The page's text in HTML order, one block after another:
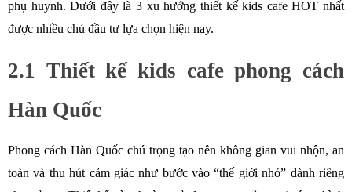
phụ huynh. Dưới đây là 3 xu hướng thiết kế kids cafe HOT nhất
được nhiều chủ đầu tư lựa chọn hiện nay.
2.1 Thiết kế kids cafe phong cách
Hàn Quốc
Phong cách Hàn Quốc chú trọng tạo nên không gian vui nhộn, an
toàn và thu hút cảm giác như bước vào “thế giới nhỏ” dành riêng